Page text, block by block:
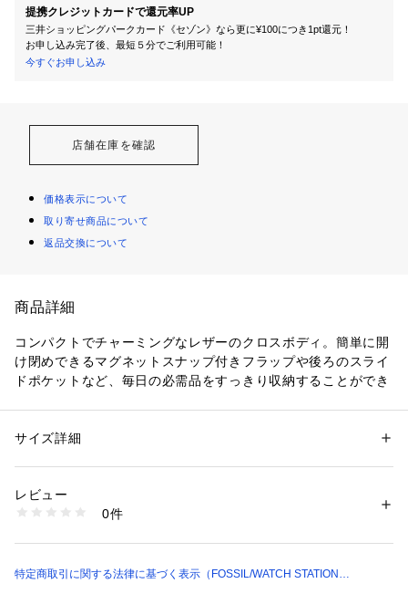
提携クレジットカードで還元率UP
三井ショッピングパークカード《セゾン》なら更に¥100につき1pt還元！
お申し込み完了後、最短５分でご利用可能！
今すぐお申し込み
店舗在庫を確認
価格表示について
取り寄せ商品について
返品交換について
商品詳細
コンパクトでチャーミングなレザーのクロスボディ。簡単に開
け閉めできるマグネットスナップ付きフラップや後ろのスライ
ドポケットなど、毎日の必需品をすっきり収納することができ
クロージャー：フラップ, マグネットホック
ハンドル/ストラップ：調節可能なクロスボディストラップ x
スライドポケット x 1
性別：レディース
素材：外側：レザー 内側：再生ポリエステル
商品番号：
SHB3264386 （ショップ）
サイズ詳細
レビュー
0件
特定商取引に関する法律に基づく表示（FOSSIL/WATCH STATION